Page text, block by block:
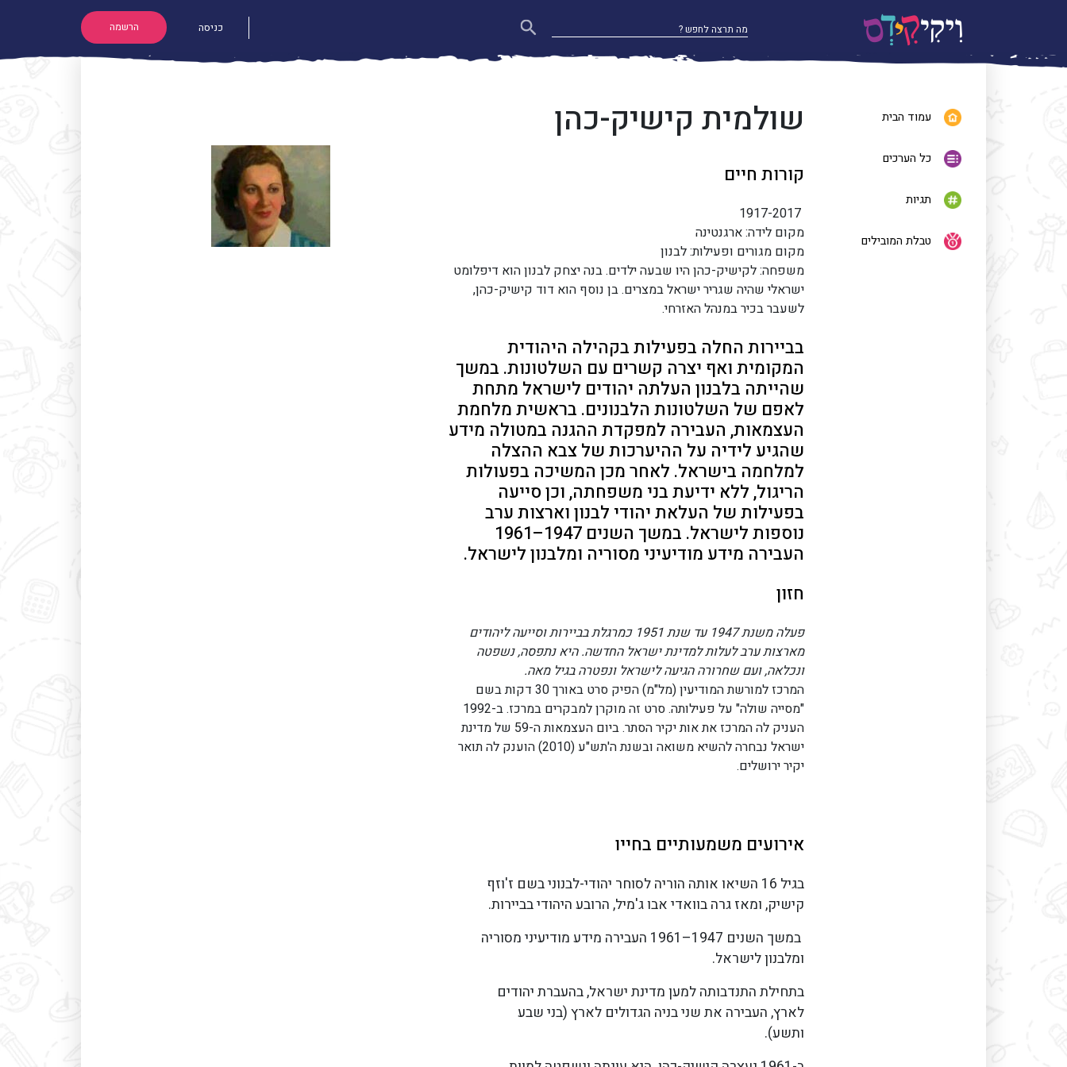
כניסה הרשמה
עמוד הבית
כל הערכים
תגיות
טבלת המובילים
שולמית קישיק-כהן
קורות חיים
מקום לידה: ארגנטינה
מקום מגורים ופעילות: לבנון
משפחה: לקישיק-כהן היו שבעה ילדים. בנה יצחק לבנון הוא דיפלומט
ישראלי שהיה שגריר ישראל במצרים. בן נוסף הוא דוד קישיק-כהן,
לשעבר בכיר במנהל האזרחי.
בביירות החלה בפעילות בקהילה היהודית
המקומית ואף יצרה קשרים עם השלטונות. במשך
שהייתה בלבנון העלתה יהודים לישראל מתחת
לאפם של השלטונות הלבנונים. בראשית מלחמת
העצמאות, העבירה למפקדת ההגנה במטולה מידע
שהגיע לידיה על ההיערכות של צבא ההצלה
למלחמה בישראל. לאחר מכן המשיכה בפעולות
הריגול, ללא ידיעת בני משפחתה, וכן סייעה
בפעילות של העלאת יהודי לבנון וארצות ערב
נוספות לישראל. במשך השנים 1947–1961
העבירה מידע מודיעיני מסוריה ומלבנון לישראל.
חזון
פעלה משנת 1947 עד שנת 1951 כמרגלת בביירות וסייעה ליהודים
מארצות ערב לעלות למדינת ישראל החדשה. היא נתפסה, נשפטה
ונכלאה, ועם שחרורה הגיעה לישראל ונפטרה בגיל מאה.
המרכז למורשת המודיעין (מל"מ) הפיק סרט באורך 30 דקות בשם
"מסייה שולה" על פעילותה. סרט זה מוקרן למבקרים במרכז. ב-1992
העניק לה המרכז את אות יקיר הסתר. ביום העצמאות ה-59 של מדינת
ישראל נבחרה להשיא משואה ובשנת ה'תש"ע (2010) הוענק לה תואר
יקיר ירושלים.
אירועים משמעותיים בחייו
בגיל 16 השיאו אותה הוריה לסוחר יהודי-לבנוני בשם ז'וזף
קישיק, ומאז גרה בוואדי אבו ג'מיל, הרובע היהודי בביירות.
במשך השנים 1947–1961 העבירה מידע מודיעיני מסוריה
ומלבנון לישראל.
בתחילת התנדבותה למען מדינת ישראל, בהעברת יהודים
לארץ, העבירה את שני בניה הגדולים לארץ (בני שבע
ותשע).